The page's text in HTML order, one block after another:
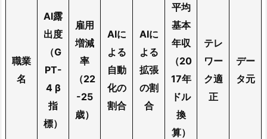
職業
名
AI露
出度
（G
PT-
4 β
指
標）
雇用
増減
率
（22
-25
歳）
AIに
よる
自動
化の
割合
AIに
よる
拡張
の割
合
平均
基本
年収
（20
17年
ドル
換
算）
テレ
ワー
ク適
正
デー
タ元